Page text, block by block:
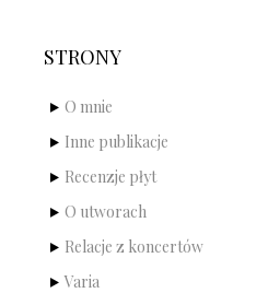
STRONY
O mnie
Inne publikacje
Recenzje płyt
O utworach
Relacje z koncertów
Varia